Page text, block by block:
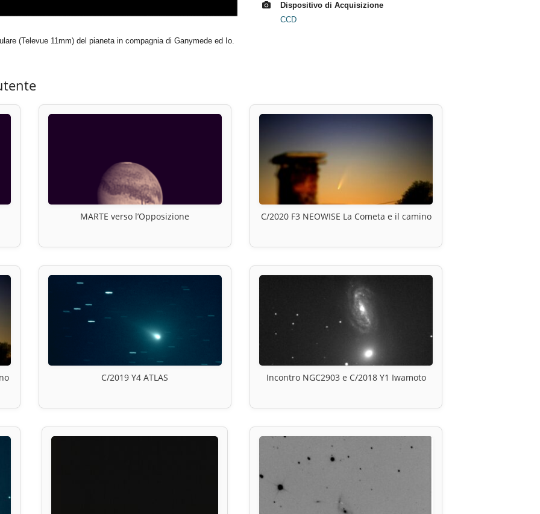
(Televue 11mm) del pianeta in compagnia di Ganymede ed Io.
Dispositivo di Acquisizione
CCD
MARTE verso l’Opposizione C/2020 F3 NEOWISE La Cometa e il camino
C/2019 Y4 ATLAS Incontro NGC2903 e C/2018 Y1 Iwamoto